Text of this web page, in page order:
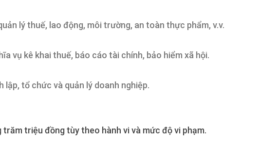
lý thuế, lao động, môi trường, an toàn thực phẩm, v.v.
vụ kê khai thuế, báo cáo tài chính, bảo hiểm xã hội.
lập, tổ chức và quản lý doanh nghiệp.
triệu đồng tùy theo hành vi và mức độ vi phạm.